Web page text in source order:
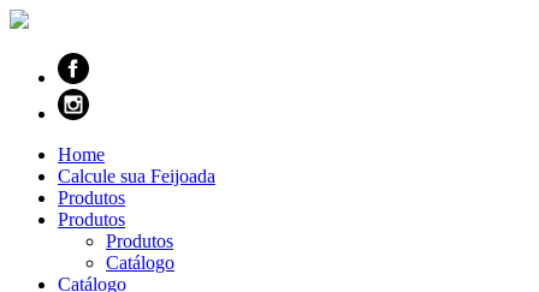
Home
Calcule sua Feijoada
Produtos
Produtos
Produtos
Catálogo
Catálogo